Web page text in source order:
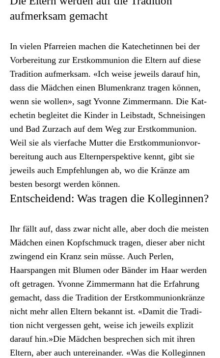
aufmerksam gemacht
In vie­len Pfar­reien machen die Kat­e­chetinnen bei der
Vor­bere­itung zur Erstkom­mu­nion die Eltern auf diese
Tra­di­tion aufmerk­sam. «Ich weise jew­eils darauf hin,
dass die Mäd­chen einen Blu­menkranz tra­gen kön­nen,
wenn sie wollen», sagt Yvonne Zim­mer­mann. Die Kat­
e­chetin begleit­et die Kinder in Leib­stadt, Schneisin­gen
und Bad Zurzach auf dem Weg zur Erstkom­mu­nion.
Weil sie als vier­fache Mut­ter die Erstkom­mu­nion­vor­
bere­itung auch aus Eltern­per­spek­tive ken­nt, gibt sie
jew­eils auch Empfehlun­gen ab, wo die Kränze am
besten besorgt wer­den kön­nen.
Entscheidend: Was tragen die Kolleginnen?
Ihr fällt auf, dass zwar nicht alle, aber doch die meis­ten
Mäd­chen einen Kopf­schmuck tra­gen, dieser aber nicht
zwin­gend ein Kranz sein müsse. Auch Perlen,
Haarspan­gen mit Blu­men oder Bän­der im Haar wer­den
oft getra­gen. Yvonne Zim­mer­mann hat die Erfahrung
gemacht, dass die Tra­di­tion der Erstkom­mu­nionkränze
nicht mehr allen Eltern bekan­nt ist. «Damit die Tra­di­
tion nicht vergessen geht, weise ich jew­eils expliz­it
darauf hin.»Die Mäd­chen besprechen sich mit ihren
Eltern, aber auch untere­inan­der. «Was die Kol­legin­nen